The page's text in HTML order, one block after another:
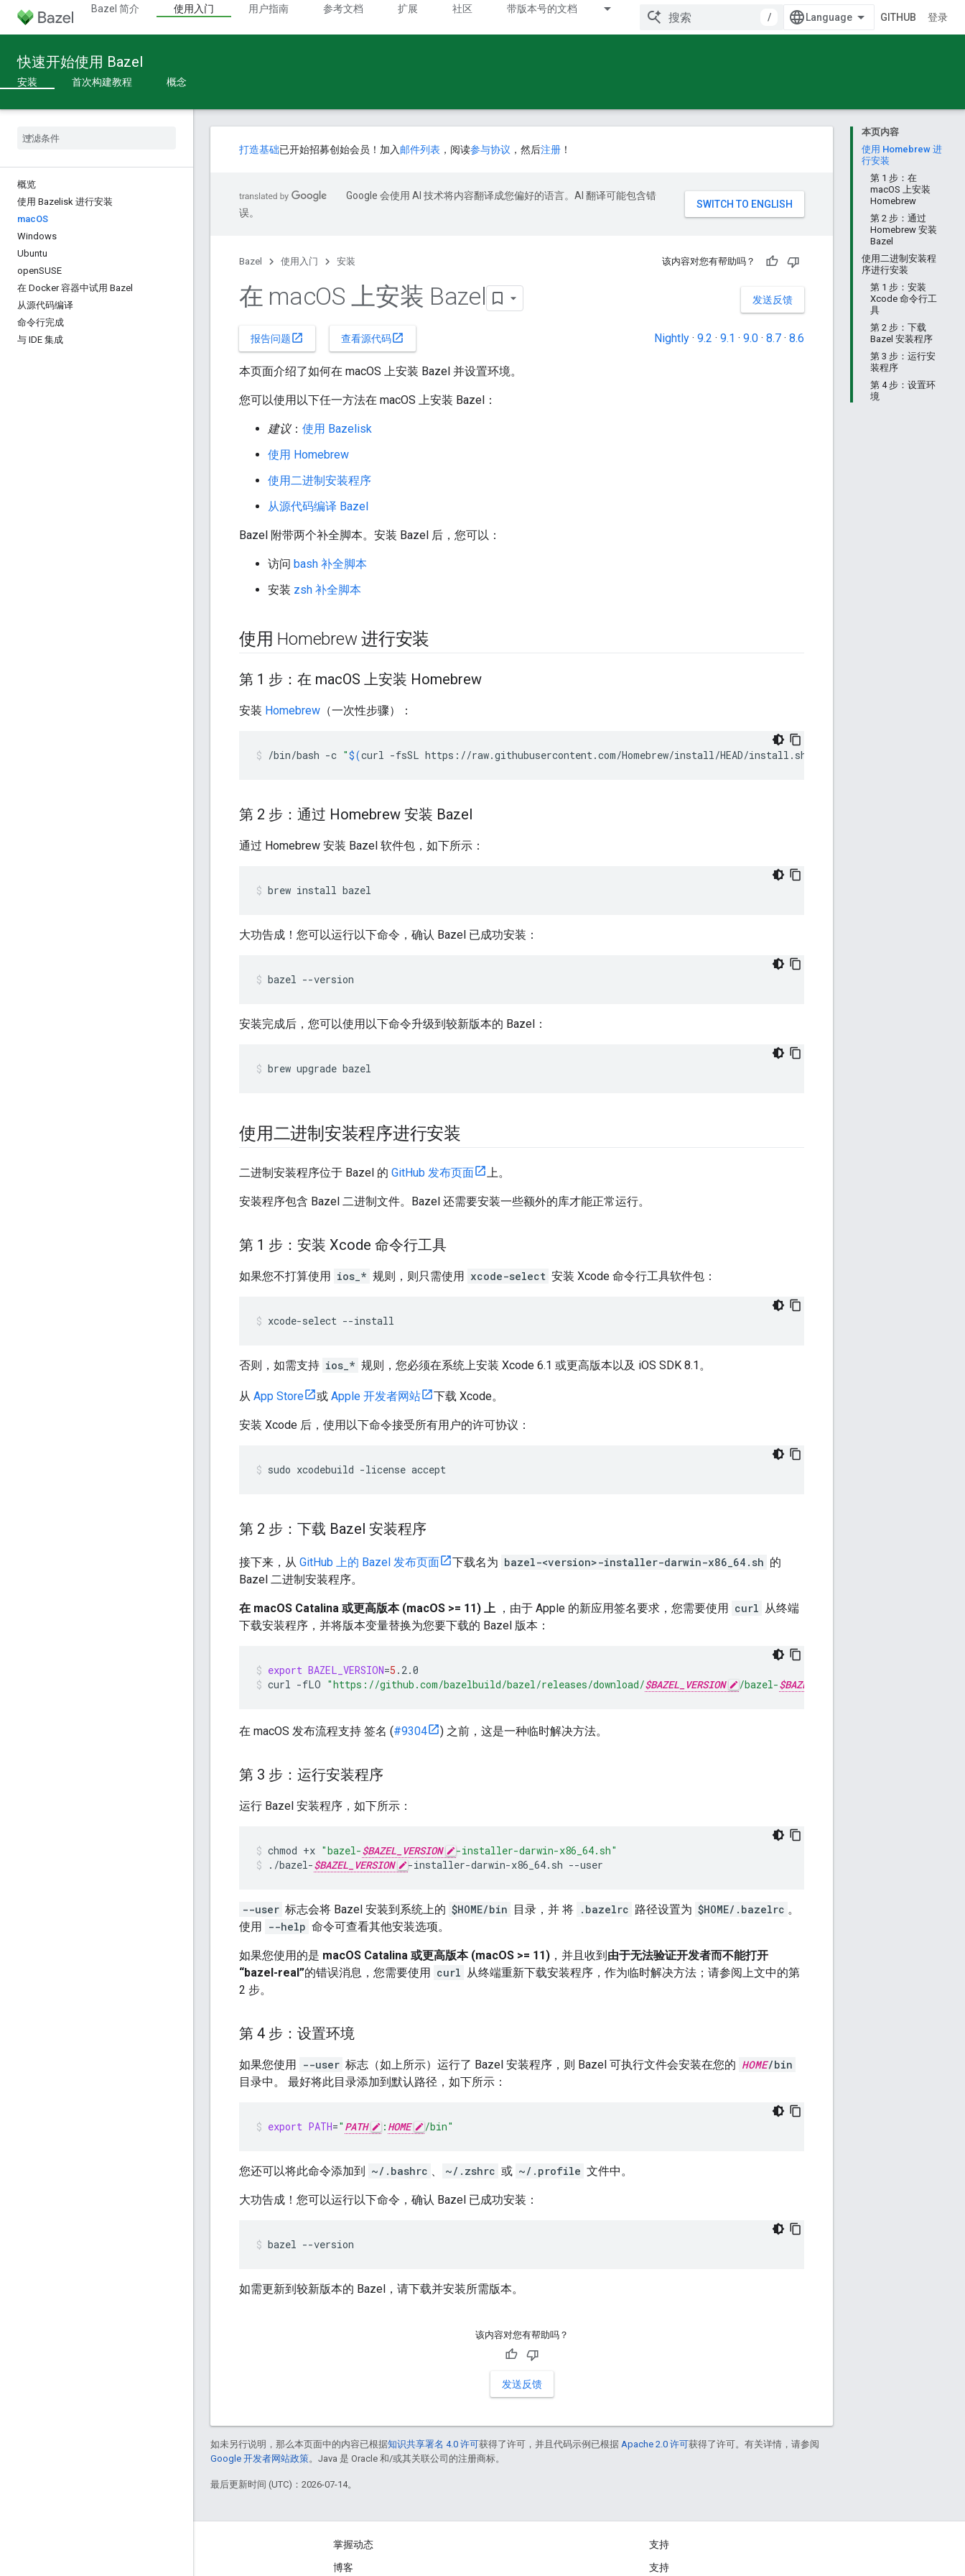
Bazel 简介 使用入门 用户指南 参考文档 扩展 社区 带版本号的文档
/ GITHUB 登录
快速开始使用 Bazel
安装 首次构建教程 概念
概览
使用 Bazelisk 进行安装
macOS
Windows
Ubuntu
openSUSE
在 Docker 容器中试用 Bazel
从源代码编译
命令行完成
与 IDE 集成
本页内容
使用 Homebrew 进
行安装
第 1 步：在
macOS 上安装
Homebrew
第 2 步：通过
Homebrew 安装
Bazel
使用二进制安装程
序进行安装
第 1 步：安装
Xcode 命令行工
具
第 2 步：下载
Bazel 安装程序
第 3 步：运行安
装程序
第 4 步：设置环
境
打造基础已开始招募创始会员！加入 邮件列表 ，阅读参与协议 ，然后注册 ！
Google 会使用 AI 技术将内容翻译成您偏好的语言。AI 翻译可能包含错
误。
Bazel 使用入门 安装 该内容对您有帮助吗？
发送反馈
在 macOS 上安装 Bazel
报告问题 open_in_new 查看源代码open_in_new Nightly · 9.2 · 9.1 · 9.0 · 8.7 · 8.6
本页面介绍了如何在 macOS 上安装 Bazel 并设置环境。
您可以使用以下任一方法在 macOS 上安装 Bazel：
建议： 使用 Bazelisk
使用 Homebrew
使用二进制安装程序
从源代码编译 Bazel
Bazel 附带两个补全脚本。安装 Bazel 后，您可以：
访问 bash 补全脚本
安装 zsh 补全脚本
使用 Homebrew 进行安装
第 1 步：在 macOS 上安装 Homebrew
安装 Homebrew （一次性步骤）：
/bin/bash -c "$(curl -fsSL https://raw.githubusercontent.com/Homebrew/install/HEAD/install.sh
第 2 步：通过 Homebrew 安装 Bazel
通过 Homebrew 安装 Bazel 软件包，如下所示：
brew install bazel
大功告成！您可以运行以下命令，确认 Bazel 已成功安装：
bazel --version
安装完成后，您可以使用以下命令升级到较新版本的 Bazel：
brew upgrade bazel
使用二进制安装程序进行安装
二进制安装程序位于 Bazel 的 GitHub 发布页面 上。
安装程序包含 Bazel 二进制文件。Bazel 还需要安装一些额外的库才能正常运行。
第 1 步：安装 Xcode 命令行工具
如果您不打算使用 ios_* 规则，则只需使用 xcode-select 安装 Xcode 命令行工具软件包：
xcode-select --install
否则，如需支持 ios_* 规则，您必须在系统上安装 Xcode 6.1 或更高版本以及 iOS SDK 8.1。
从 App Store 或 Apple 开发者网站 下载 Xcode。
安装 Xcode 后，使用以下命令接受所有用户的许可协议：
sudo xcodebuild -license accept
第 2 步：下载 Bazel 安装程序
接下来，从 GitHub 上的 Bazel 发布页面 下载名为 bazel-<version>-installer-darwin-x86_64.sh 的
Bazel 二进制安装程序。
在 macOS Catalina 或更高版本 (macOS >= 11) 上 ，由于 Apple 的新应用签名要求，您需要使用 curl 从终端
下载安装程序，并将版本变量替换为您要下载的 Bazel 版本：
export BAZEL_VERSION=5 .2.0
curl -fLO "https://github.com/bazelbuild/bazel/releases/download/$BAZEL_VERSION /bazel-$BAZEL_VERSION
在 macOS 发布流程支持 签名 (#9304 ) 之前，这是一种临时解决方法。
第 3 步：运行安装程序
运行 Bazel 安装程序，如下所示：
chmod +x "bazel-$BAZEL_VERSION
-installer-darwin-x86_64.sh"
./bazel-$BAZEL_VERSION -installer-darwin-x86_64.sh --user
--user 标志会将 Bazel 安装到系统上的 $HOME/bin 目录，并 将 .bazelrc 路径设置为 $HOME/.bazelrc 。
使用 --help 命令可查看其他安装选项。
如果您使用的是 macOS Catalina 或更高版本 (macOS >= 11) ，并且收到由于无法验证开发者而不能打开
“bazel-real”的错误消息，您需要使用 curl 从终端重新下载安装程序，作为临时解决方法；请参阅上文中的第
2 步。
第 4 步：设置环境
如果您使用 --user 标志（如上所示）运行了 Bazel 安装程序，则 Bazel 可执行文件会安装在您的 HOME/bin
目录中。 最好将此目录添加到默认路径，如下所示：
export PATH=" PATH : HOME /bin"
您还可以将此命令添加到 ~/.bashrc 、 ~/.zshrc 或 ~/.profile 文件中。
大功告成！您可以运行以下命令，确认 Bazel 已成功安装：
bazel --version
如需更新到较新版本的 Bazel，请下载并安装所需版本。
该内容对您有帮助吗？
发送反馈
如未另行说明，那么本页面中的内容已根据知识共享署名 4.0 许可获得了许可，并且代码示例已根据 Apache 2.0 许可获得了许可。有关详情，请参阅
Google 开发者网站政策。Java 是 Oracle 和/或其关联公司的注册商标。
最后更新时间 (UTC)：2026-07-14。
掌握动态
博客
支持
支持